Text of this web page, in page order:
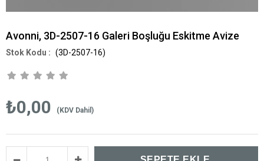
Avonni, 3D-2507-16 Galeri Boşluğu Eskitme Avize
(3D-2507-16)
₺0,00 (KDV Dahil)